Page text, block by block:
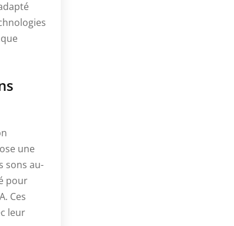
une
sons au-
pour
Ces
leur